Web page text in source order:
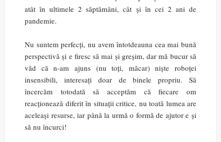
atât în ultimele 2 săptămâni, cât și în cei 2 ani de
pandemie.
Nu suntem perfecți, nu avem întotdeauna cea mai bună
perspectivă și e firesc să mai și greșim, dar mă bucur să
văd că n-am ajuns (nu toți, măcar) niște roboței
insensibili, interesați doar de binele propriu. Să
încercăm totodată să acceptăm că fiecare om
reacționează diferit în situații critice, nu toată lumea are
aceleași resurse, iar până la urmă o formă de ajutor e și
să nu încurci!